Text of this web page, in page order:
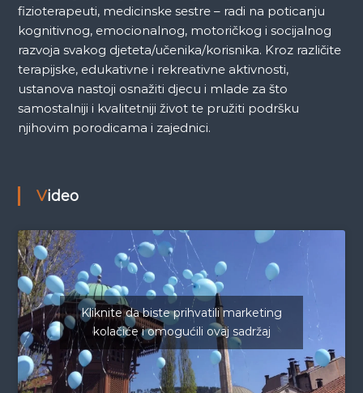
fizioterapeuti, medicinske sestre – radi na poticanju
kognitivnog, emocionalnog, motoričkog i socijalnog
razvoja svakog djeteta/učenika/korisnika. Kroz različite
terapijske, edukativne i rekreativne aktivnosti,
ustanova nastoji osnažiti djecu i mlade za što
samostalniji i kvalitetniji život te pružiti podršku
njihovim porodicama i zajednici.
Video
Kliknite da biste prihvatili marketing
kolačiće i omogućili ovaj sadržaj